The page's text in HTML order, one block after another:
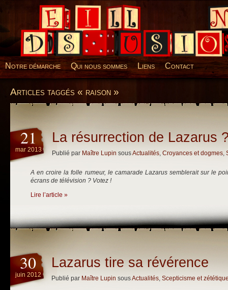
Desillusions
Notre démarche Qui nous sommes Liens Contact
Articles taggés « raison »
21
mar 2013
La résurrection de Lazarus
Publié par Maître Lupin sousActualités, Croyances et dogmes,
A en croire la folle rumeur, le camarade Lazarus semblerait sur le
écrans de télévision ? Votez !
Lire l’article »
30
juin 2012
Lazarus tire sa révérence
Publié par Maître Lupin sousActualités, Scepticisme et